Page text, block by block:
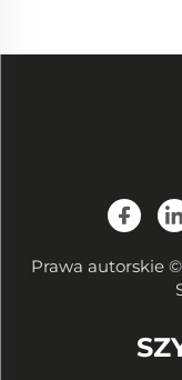
Prawa autorskie